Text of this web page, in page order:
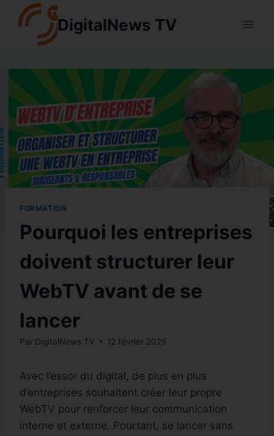
contenu
DigitalNews TV
FORMATION
Pourquoi les entreprises
doivent structurer leur
WebTV avant de se
lancer
Par DigitalNews TV 12 février 2025
Avec l’essor du digital, de plus en plus
d’entreprises souhaitent créer leur propre
WebTV pour renforcer leur communication
interne et externe. Pourtant, se lancer sans